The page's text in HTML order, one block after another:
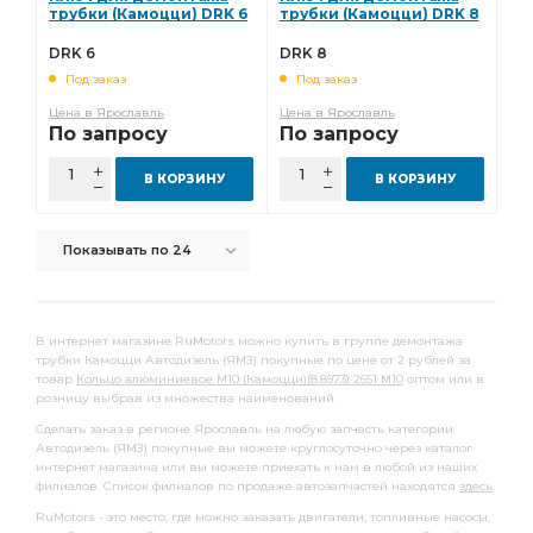
полукольцо упорного
полукольцо упорного подшипника
Комплект шатунных вкладышей 0,50
шатунных вкладышей 0,50 вкладышей 1,50
ТУРБОКОМ ТКР-9-12 снят с пр-ва
Комплект коренных вкладышей 1,25
Домкрат гидравлический бутылочные
Домкрат гидравлический бутылочные "БелАК"
гидравлический бутылочные "БелАК"
бутылочные "БелАК" Диск сцепления
вкладышей 0,05
трубки (Камоцци) DRK 6
DRK 6
Под заказ
Цена в Ярославль
По запросу
В КОРЗИНУ
трубки (Камоцци) DRK 8
DRK 8
Под заказ
Цена в Ярославль
По запросу
В КОРЗИНУ
Показывать по 24
В интернет магазине RuMotors можно купить в группе демонтажа
трубки Камоцци Автодизель (ЯМЗ) покупные по цене от 2 рублей за
товар Кольцо алюминиевое М10 (Камоцци)(8.8973) 2651 М10 оптом или в
розницу выбрав из множества наименований.
Сделать заказ в регионе Ярославль на любую запчасть категории
Автодизель (ЯМЗ) покупные вы можете круглосуточно через каталог
интернет магазина или вы можете приехать к нам в любой из наших
филиалов. Список филиалов по продаже автозапчастей находятся здесь.
RuMotors - это место, где можно заказать двигатели, топливные насосы,